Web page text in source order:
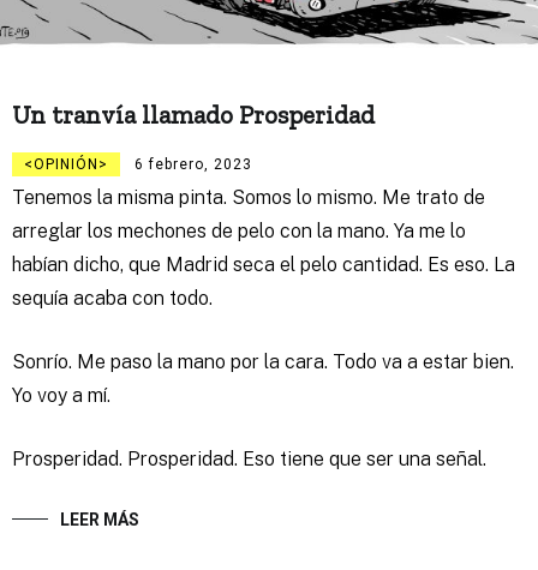
Un tranvía llamado Prosperidad
OPINIÓN 6 febrero, 2023
Tenemos la misma pinta. Somos lo mismo. Me trato de
arreglar los mechones de pelo con la mano. Ya me lo
habían dicho, que Madrid seca el pelo cantidad. Es eso. La
sequía acaba con todo.
Sonrío. Me paso la mano por la cara. Todo va a estar bien.
Yo voy a mí.
Prosperidad. Prosperidad. Eso tiene que ser una señal.
LEER MÁS